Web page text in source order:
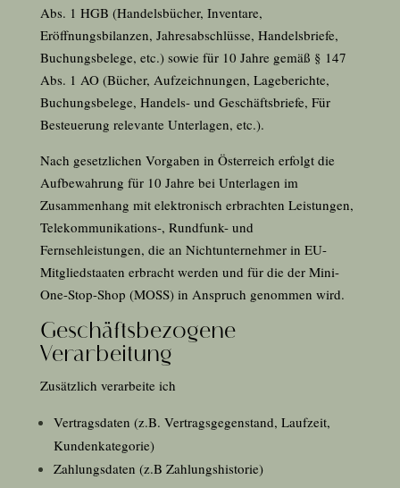
Abs. 1 HGB (Handelsbücher, Inventare,
Eröffnungsbilanzen, Jahresabschlüsse, Handelsbriefe,
Buchungsbelege, etc.) sowie für 10 Jahre gemäß § 147
Abs. 1 AO (Bücher, Aufzeichnungen, Lageberichte,
Buchungsbelege, Handels- und Geschäftsbriefe, Für
Besteuerung relevante Unterlagen, etc.).
Nach gesetzlichen Vorgaben in Österreich erfolgt die
Aufbewahrung für 10 Jahre bei Unterlagen im
Zusammenhang mit elektronisch erbrachten Leistungen,
Telekommunikations-, Rundfunk- und
Fernsehleistungen, die an Nichtunternehmer in EU-
Mitgliedstaaten erbracht werden und für die der Mini-
One-Stop-Shop (MOSS) in Anspruch genommen wird.
Geschäftsbezogene
Verarbeitung
Zusätzlich verarbeite ich
Vertragsdaten (z.B. Vertragsgegenstand, Laufzeit,
Kundenkategorie)
Zahlungsdaten (z.B Zahlungshistorie)